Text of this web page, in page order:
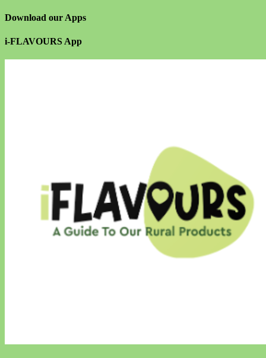
Download our Apps
i-FLAVOURS App